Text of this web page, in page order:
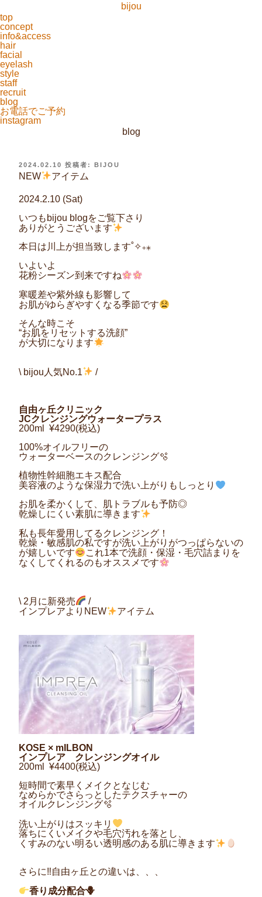
bijou
top
concept
info&access
hair
facial
eyelash
style
staff
recruit
blog
お電話でご予約
instagram
blog
投
稿
日:
2024.02.10 投稿者: BIJOU
NEW アイテム
2024.2.10 (Sat)
いつもbijou blogをご覧下さり
ありがとうございます
本日は川上が担当致します˚✧₊⁎
いよいよ
花粉シーズン到来ですね
寒暖差や紫外線も影響して
お肌がゆらぎやすくなる季節です
そんな時こそ
“お肌をリセットする洗顔”
が大切になります
\ bijou人気No.1 /
自由ヶ丘クリニック
JCクレンジングウォータープラス
200ml ¥4290(税込)
100%オイルフリーの
ウォーターベースのクレンジング🫧
植物性幹細胞エキス配合
美容液のような保湿力で洗い上がりもしっとり
お肌を柔かくして、肌トラブルも予防◎
乾燥しにくい素肌に導きます
私も長年愛用してるクレンジング！
乾燥・敏感肌の私ですが洗い上がりがつっぱらないの
が嬉しいです
これ1本で洗顔・保湿・毛穴詰まりを
なくしてくれるのもオススメです
\ 2月に新発売
/
インプレアよりNEW
アイテム
KOSE × mILBON
インプレア クレンジングオイル
200ml
¥4400(税込)
短時間で素早くメイクとなじむ
なめらかでさらっとしたテクスチャーの
オイルクレンジング🫧
洗い上がりはスッキリ
落ちにくいメイクや毛穴汚れを落とし、
くすみのない明るい透明感のある肌に導きます
さらに‼︎自由ヶ丘との違いは、、、
香り成分配合🪻